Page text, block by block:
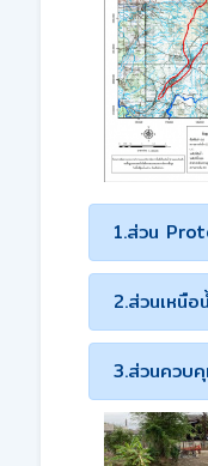
1.ส่วน
2.ส่วนเหนือ
3.ส่วนควบ